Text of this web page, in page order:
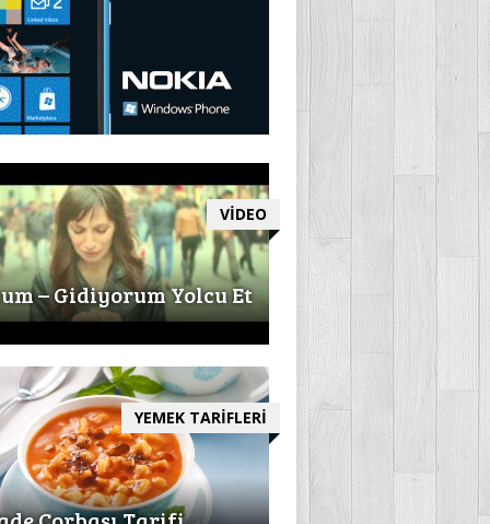
VİDEO
– Gidiyorum Yolcu Et
YEMEK TARİFLERİ